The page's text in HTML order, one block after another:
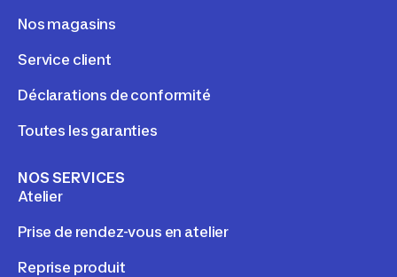
Nos magasins
Service client
Déclarations de conformité
Toutes les garanties
NOS SERVICES
Atelier
Prise de rendez-vous en atelier
Reprise produit